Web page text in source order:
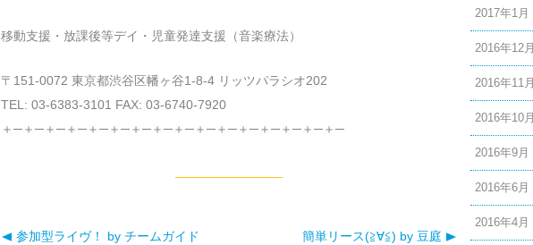
移動支援・放課後等デイ・児童発達支援（音楽療法）
〒151-0072 東京都渋谷区幡ヶ谷1-8-4 リッツパラシオ202
TEL: 03-6383-3101 FAX: 03-6740-7920
＋─＋─＋─＋─＋─＋─＋─＋─＋─＋─＋─＋─＋─＋─＋─＋─
参加型ライヴ！ by チームガイド 簡単リース(≧∀≦) by 豆庭
2017年1月
2016年12月
2016年11月
2016年10月
2016年9月
2016年6月
2016年4月